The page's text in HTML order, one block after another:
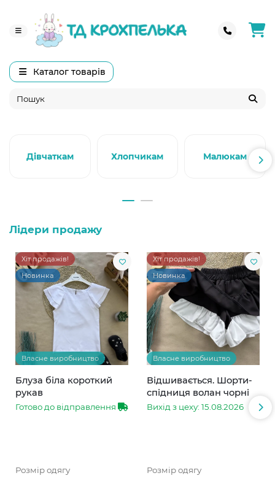
Каталог товарів
Дівчаткам Хлопчикам Малюкам
Лідери продажу
Хіт продажів!
Новинка
Власне виробництво
Блуза біла короткий
рукав
Готово до відправлення
Розмір одягу
Хіт продажів!
Новинка
Власне виробництво
Відшивається. Шорти-
спідниця волан чорні
Вихід з цеху: 15.08.2026
Розмір одягу